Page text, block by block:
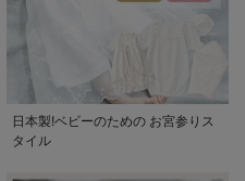
日本製!ベビーのための お宮参りス
タイル